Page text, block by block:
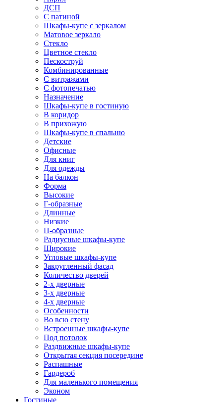
ДСП
С патиной
Шкафы-купе с зеркалом
Матовое зеркало
Стекло
Цветное стекло
Пескоструй
Комбинированные
С витражами
С фотопечатью
Назначение
Шкафы-купе в гостиную
В коридор
В прихожую
Шкафы-купе в спальню
Детские
Офисные
Для книг
Для одежды
На балкон
Форма
Высокие
Г-образные
Длинные
Низкие
П-образные
Радиусные шкафы-купе
Широкие
Угловые шкафы-купе
Закругленный фасад
Количество дверей
2-х дверные
3-х дверные
4-х дверные
Особенности
Во всю стену
Встроенные шкафы-купе
Под потолок
Раздвижные шкафы-купе
Открытая секция посередине
Распашные
Гардероб
Для маленького помещения
Эконом
Гостиные